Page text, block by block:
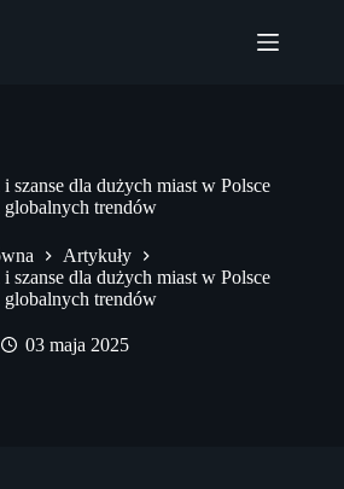
szanse dla dużych miast w Polsce
trendów
Artykuły
szanse dla dużych miast w Polsce
trendów
03 maja 2025